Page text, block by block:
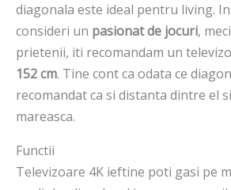
diagonala este ideal pentru living.
consideri un pasionat de jocuri,
prietenii, iti recomandam un
152 cm. Tine cont ca odata ce
recomandat ca si distanta dintre el
mareasca.
Functii
Televizoare 4K ieftine poti gasi pe